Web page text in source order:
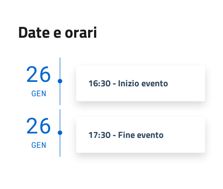
Date e orari
26
GEN
16:30 - Inizio evento
26
GEN
17:30 - Fine evento